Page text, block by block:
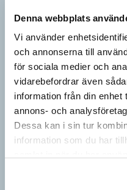
Denna webbplats
Vi använder
och annonserna till
för sociala medier och
vidarebefordrar även
information från din
annons- och
Dessa kan i sin tur
information som du har